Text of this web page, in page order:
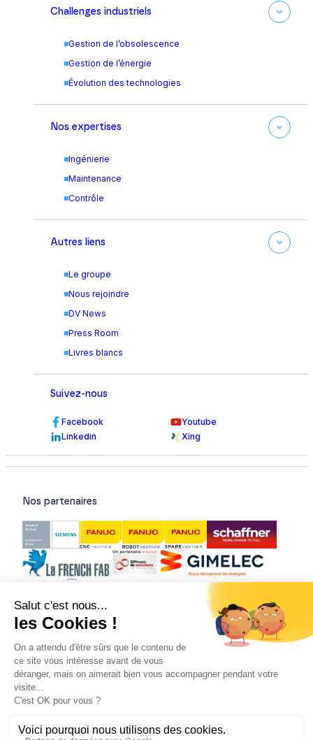
Challenges industriels
Gestion de l’obsolescence
Gestion de l’énergie
Évolution des technologies
Nos expertises
Ingénierie
Maintenance
Contrôle
Autres liens
Le groupe
Nous rejoindre
DV News
Press Room
Livres blancs
Suivez-nous
Facebook
Youtube
Linkedin
Xing
Nos partenaires
Nos certifications